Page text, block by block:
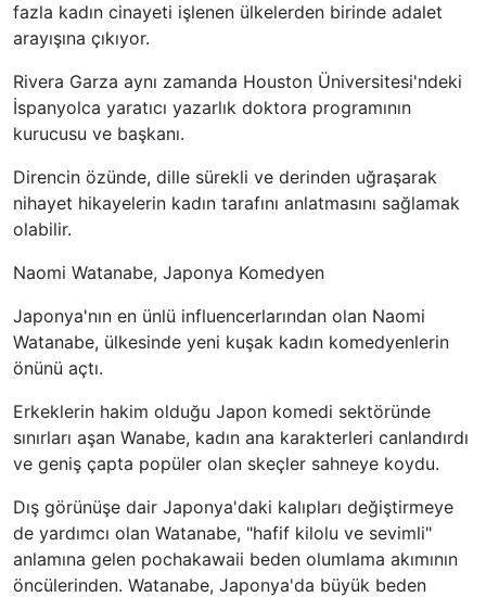
fazla kadın cinayeti işlenen ülkelerden birinde adalet
arayışına çıkıyor.
Rivera Garza aynı zamanda Houston Üniversitesi'ndeki
İspanyolca yaratıcı yazarlık doktora programının
kurucusu ve başkanı.
Direncin özünde, dille sürekli ve derinden uğraşarak
nihayet hikayelerin kadın tarafını anlatmasını sağlamak
olabilir.
Naomi Watanabe, Japonya Komedyen
Japonya'nın en ünlü influencerlarından olan Naomi
Watanabe, ülkesinde yeni kuşak kadın komedyenlerin
önünü açtı.
Erkeklerin hakim olduğu Japon komedi sektöründe
sınırları aşan Wanabe, kadın ana karakterleri canlandırdı
ve geniş çapta popüler olan skeçler sahneye koydu.
Dış görünüşe dair Japonya'daki kalıpları değiştirmeye
de yardımcı olan Watanabe, "hafif kilolu ve sevimli"
anlamına gelen pochakawaii beden olumlama akımının
öncülerinden. Watanabe, Japonya'da büyük beden